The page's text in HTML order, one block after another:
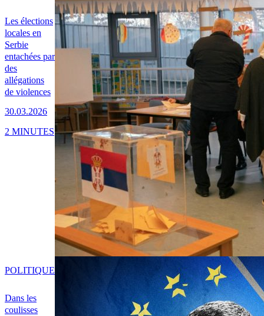
Les élections
locales en
Serbie
entachées par
des
allégations
de violences
30.03.2026
2 MINUTES
Dans les
coulisses
POLITIQUE